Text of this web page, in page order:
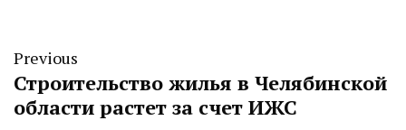
Previous
Строительство жилья в Челябинской
области растет за счет ИЖС